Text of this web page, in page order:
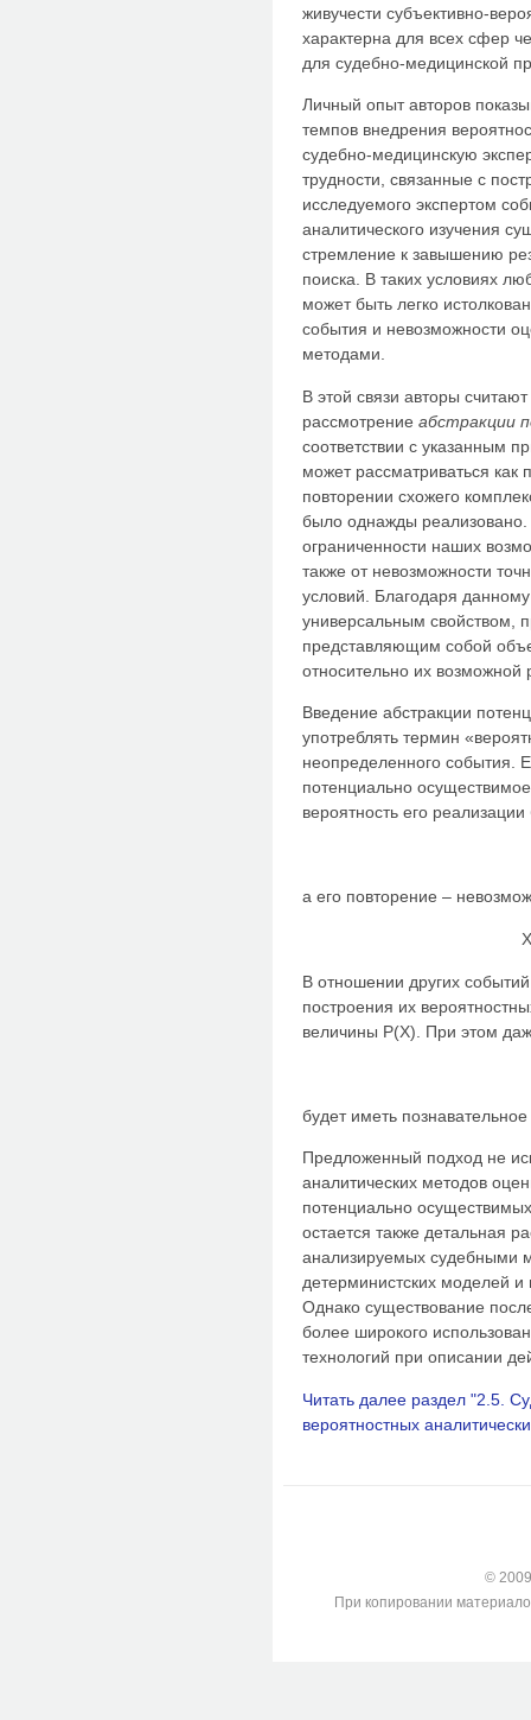
живучести субъективно-
характерна для всех сфер
для судебно-медицинской
Личный опыт авторов
темпов внедрения
судебно-медицинскую
трудности, связанные с
исследуемого экспертом
аналитического изучения
стремление к завышению
поиска. В таких условиях
может быть легко
события и невозможности
методами.
В этой связи авторы
рассмотрение абстракции
соответствии с указанным
может рассматриваться как
повторении схожего
было однажды
ограниченности наших
также от невозможности
условий. Благодаря
универсальным
представляющим собой
относительно их возможной
Введение абстракции
употреблять термин
неопределенного события.
потенциально
вероятность его
а его повторение –
В отношении других
построения их
величины P(X). При этом
будет иметь
Предложенный подход не
аналитических методов
потенциально
остается также детальная
анализируемых судебными
детерминистских моделей
Однако существование
более широкого
технологий при описании
Читать далее раздел "2.5.
вероятностных
©
При копировании